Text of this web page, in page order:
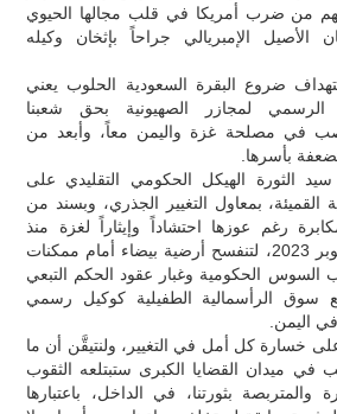
من ضرب أمريكا في قلب مجالها الحيوي
الأصيل الإمبريالي جراحاً بإثخان وكيله
ضروع البقرة السعودية الحلوب يعني
الرسمي لمجازر الصهيونية بحق شعبنا
في مصلحة غزة واليمن معاً، وأبعد من
بأسرها.
الثورة الهيكل الحكومي التقليدي على
القميئة، بمعاول التغيير الجذري، وبسند من
رغم عوزها احتشاداً وإيثاراً لغزة منذ
الـ7من تشرين الأول/ أكتوبر 2023، لتنفسح أرضية بيضاء أمام ممكنات
السوس الحكومية وغبار عقود الحكم التبعي
سوق الرأسمالية الطفيلية كوكيل رسمي
في اليمن.
خسارة كل أمل في التغيير، ولنتيقَّن أن ما
في ميدان القضايا الكبرى ستبتلعه الثقوب
والمتربصة بثورتنا، في الداخل، باعتبارها